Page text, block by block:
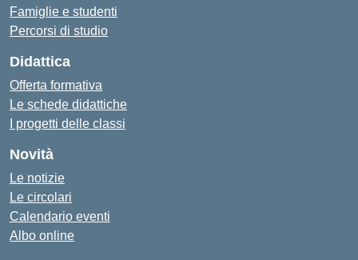
Famiglie e studenti
Percorsi di studio
Didattica
Offerta formativa
Le schede didattiche
I progetti delle classi
Novità
Le notizie
Le circolari
Calendario eventi
Albo online